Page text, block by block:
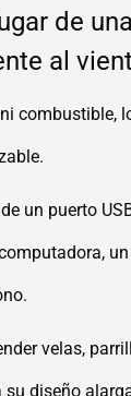
de
al
combustible,
un puerto
velas,
diseño